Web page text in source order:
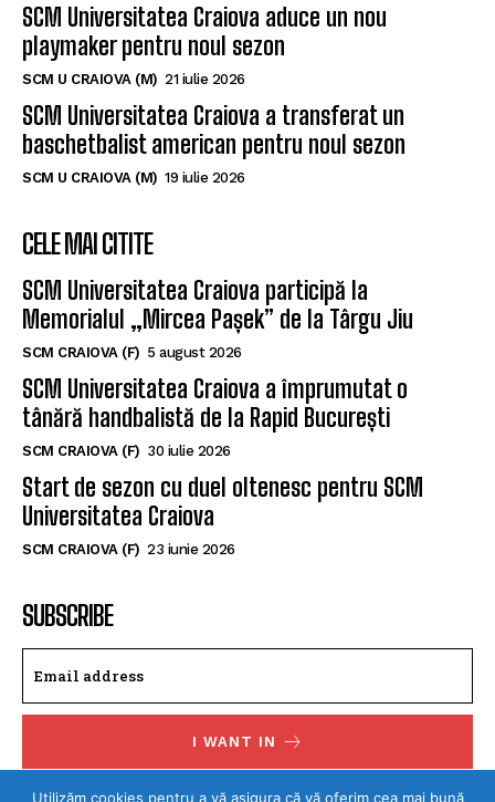
SCM Universitatea Craiova aduce un nou
playmaker pentru noul sezon
SCM U CRAIOVA (M) 21 iulie 2026
SCM Universitatea Craiova a transferat un
baschetbalist american pentru noul sezon
SCM U CRAIOVA (M) 19 iulie 2026
CELE MAI CITITE
SCM Universitatea Craiova participă la
Memorialul „Mircea Pașek” de la Târgu Jiu
SCM CRAIOVA (F) 5 august 2026
SCM Universitatea Craiova a împrumutat o
tânără handbalistă de la Rapid București
SCM CRAIOVA (F) 30 iulie 2026
Start de sezon cu duel oltenesc pentru SCM
Universitatea Craiova
SCM CRAIOVA (F) 23 iunie 2026
SUBSCRIBE
I WANT IN
I've read and accept thePrivacy Policy.
Utilizăm cookies pentru a vă asigura că vă oferim cea mai bună